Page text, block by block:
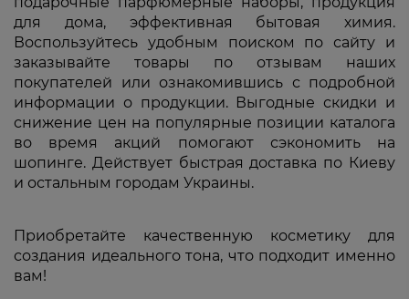
для дома, эффективная бытовая химия.
Воспользуйтесь удобным поиском по сайту и
заказывайте товары по отзывам наших
покупателей или ознакомившись с подробной
информации о продукции. Выгодные скидки и
снижение цен на популярные позиции каталога
во время акций помогают сэкономить на
шопинге. Действует быстрая доставка по Киеву
и остальным городам Украины.
Приобретайте качественную косметику для
создания идеального тона, что подходит именно
вам!